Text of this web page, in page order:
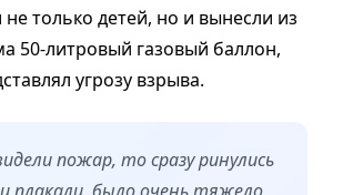
не только детей, но и вынесли из
50-литровый газовый баллон,
угрозу взрыва.
пожар, то сразу ринулись